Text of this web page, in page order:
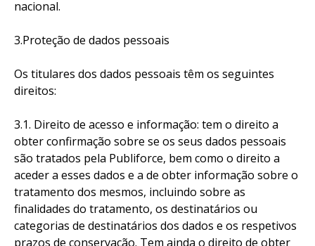
nacional.
3.Proteção de dados pessoais
Os titulares dos dados pessoais têm os seguintes
direitos:
3.1. Direito de acesso e informação: tem o direito a
obter confirmação sobre se os seus dados pessoais
são tratados pela Publiforce, bem como o direito a
aceder a esses dados e a de obter informação sobre o
tratamento dos mesmos, incluindo sobre as
finalidades do tratamento, os destinatários ou
categorias de destinatários dos dados e os respetivos
prazos de conservação. Tem ainda o direito de obter